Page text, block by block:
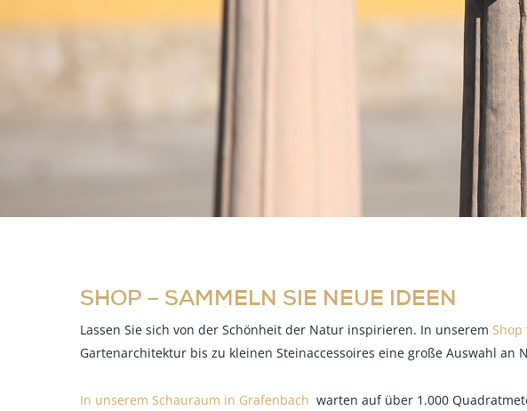
SHOP – SAMMELN SIE NEUE IDEEN
Lassen Sie sich von der Schönheit der Natur inspirieren. In unserem Shop
Gartenarchitektur bis zu kleinen Steinaccessoires eine große Auswahl an
In unserem Schauraum in Grafenbach warten auf über 1.000